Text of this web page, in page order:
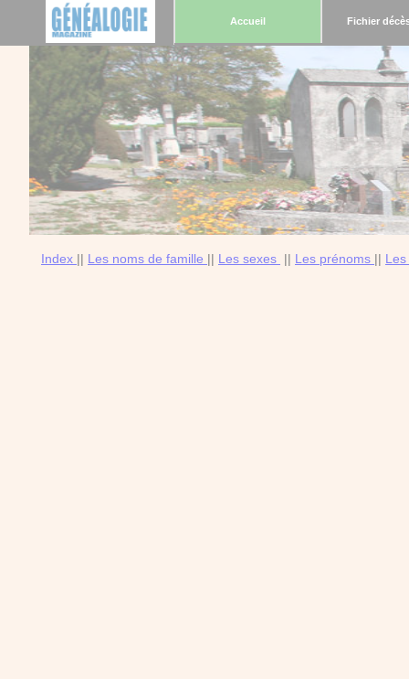
Accueil Fichier
Index || Les noms de famille || Les sexes || Les prénoms ||